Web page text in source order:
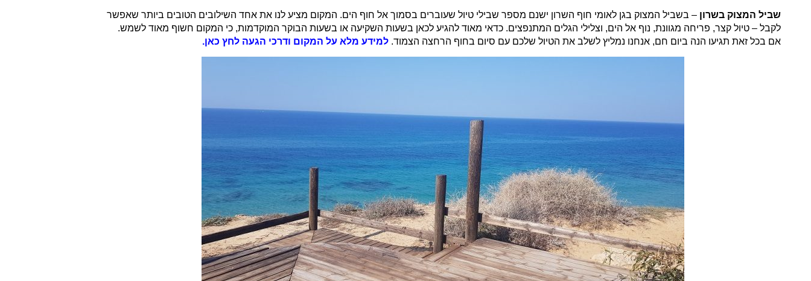
שביל המצוק בשרון – בשביל המצוק בגן לאומי חוף השרון ישנם מספר שבילי טיול שעוברים בסמוך אל חוף הים. המקום מציע לנו את אחד השילובים הטובים ביותר שאפשר
לקבל – טיול קצר, פריחה מגוונת, נוף אל הים, וצלילי הגלים המתנפצים. כדאי מאוד להגיע לכאן בשעות השקיעה או בשעות הבוקר המוקדמות, כי המקום חשוף מאוד לשמש.
אם בכל זאת תגיעו הנה ביום חם, אנחנו נמליץ לשלב את הטיול שלכם עם סיום בחוף הרחצה הצמוד. למידע מלא על המקום ודרכי הגעה לחץ כאן.